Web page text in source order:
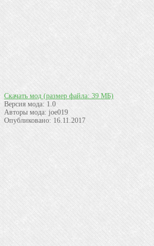
Скачать мод (размер файла: 39 МБ)
Версия мода: 1.0
Авторы мода: joe019
Опубликовано: 16.11.2017